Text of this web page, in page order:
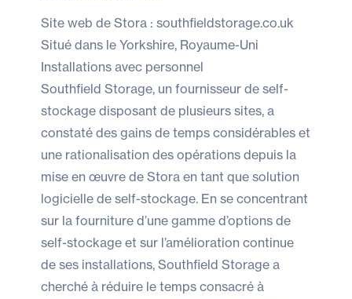
Site web de Stora : southfieldstorage.co.uk
Situé dans le Yorkshire, Royaume-Uni
Installations avec personnel
Southfield Storage, un fournisseur de self-
stockage disposant de plusieurs sites, a
constaté des gains de temps considérables et
une rationalisation des opérations depuis la
mise en œuvre de Stora en tant que solution
logicielle de self-stockage. En se concentrant
sur la fourniture d’une gamme d’options de
self-stockage et sur l’amélioration continue
de ses installations, Southfield Storage a
cherché à réduire le temps consacré à